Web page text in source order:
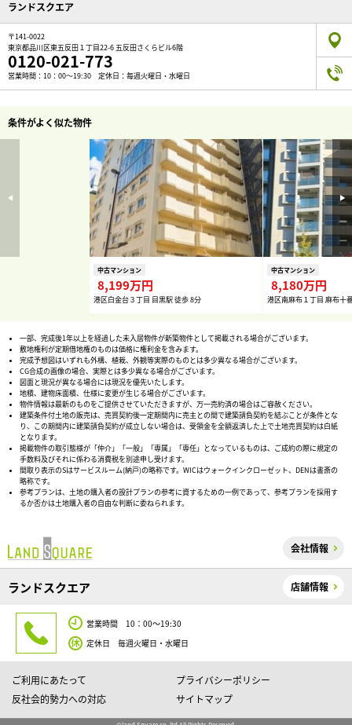
ランドスクエア
〒141-0022
東京都品川区東五反田１丁目22-6 五反田さくらビル6階
0120-021-773
営業時間：10：00～19:30 定休日：毎週火曜日・水曜日
条件がよく似た物件
中古マンション
8,199万円
港区白金台３丁目 目黒駅 徒歩 8分
中古マンション
8,180万円
港区南麻布１丁目 麻布十
一部、完成後1年以上を経過した未入居物件が新築物件として掲載される場合がございます。
敷地権利が定期借地権のものは価格に権利金を含みます。
完成予想図はいずれも外構、植栽、外観等実際のものとは多少異なる場合がございます。
CG合成の画像の場合、実際とは多少異なる場合がございます。
図面と現況が異なる場合には現況を優先いたします。
地積、建物床面積、仕様に変更が生じる場合がございます。
物件情報は最新のものをご提供させていただきますが、万一売約済の場合はご容赦ください。
建築条件付土地の販売は、売買契約後一定期間内に売主との間で建築請負契約を結ぶことが条件とな
り、この期間内に建築請負契約が成立しない場合は、受領金を全額返済した上で土地売買契約は白紙
となります。
掲載物件の取引態様が「仲介」「一般」「専属」「専任」となっているものは、ご成約の際に規定の
手数料及びそれに係わる消費税を別途申し受けます。
間取り表示のSはサービスルーム(納戸)の略称です。WICはウォークインクローゼット、DENは書斎の
略称です。
参考プランは、土地の購入者の設計プランの参考に資するための一例であって、参考プランを採用す
るか否かは土地購入者の自由な判断に委ねられます。
会社情報
ランドスクエア 店舗情報
営業時間 10：00～19:30
定休日 毎週火曜日・水曜日
ご利用にあたって
プライバシーポリシー
反社会的勢力への対応
サイトマップ